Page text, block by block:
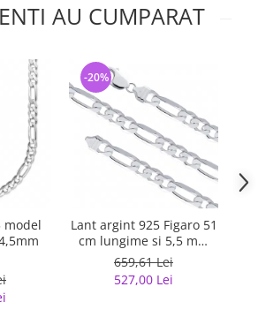
AU CUMPARAT
model
Lant argint 925 Figaro 51
cm lungime si 5,5 mm
latime, Classical You
LSX0202
659,61 Lei
527,00 Lei
-20%